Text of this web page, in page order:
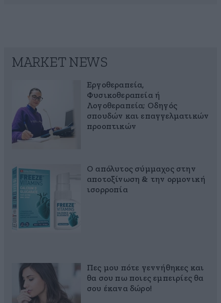
MARKET NEWS
Εργοθεραπεία,
Φυσικοθεραπεία ή
Λογοθεραπεία; Οδηγός
σπουδών και επαγγελματικών
προοπτικών
Ο απόλυτος σύμμαχος στην
αποτοξίνωση & την ορμονική
ισορροπία
Πες μου πότε γεννήθηκες και
θα σου πω ποιες εμπειρίες θα
σου έκανα δώρο!